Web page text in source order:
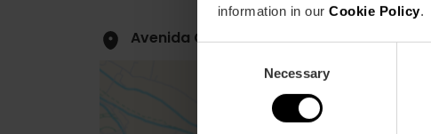
information in our Cookie Policy
Necessary
Avenida Cortes Valencianas, 52 (3ºº